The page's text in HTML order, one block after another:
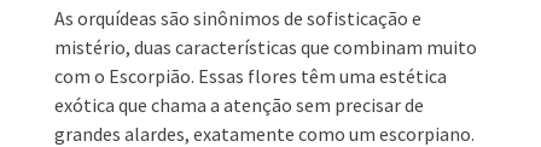
As orquídeas são sinônimos de sofisticação e
mistério, duas características que combinam muito
com o Escorpião. Essas flores têm uma estética
exótica que chama a atenção sem precisar de
grandes alardes, exatamente como um escorpiano.